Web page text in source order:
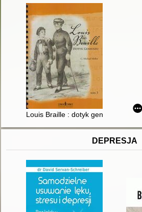
Louis Braille : dotyk geniuszu. T. 3
DEPRESJA